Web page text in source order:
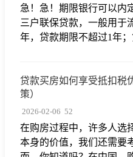
急！急！期限银行可以内
三户联保贷款，一般用于
年，贷款期限不超过1年
贷款买房如何享受抵扣税
策）
2026-02-06 52
在购房过程中，许多人选
本身的价值，我们还需要